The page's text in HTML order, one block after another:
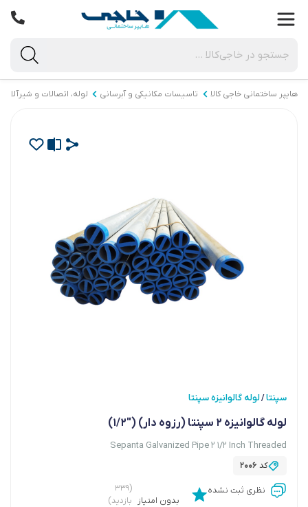
هایپر ساختمانی خاجی‌ کالا تاسیسات مکانیکی و آبرسانی لوله، اتصالات و شیرآلات
سپنتا/لوله گالوانیزه سپنتا
لوله گالوانیزه 2 سپنتا (رزوه دار) ("1/2)
Sepanta Galvanized Pipe 2 1/2 Inch Threaded
کد 2006
نظری ثبت نشده
بدون امتیاز
(۳۳۹
بازدید)